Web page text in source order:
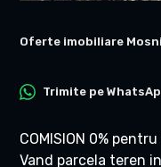
Oferte imobiliare
Trimite pe
COMISION 0%
Vand parcela teren